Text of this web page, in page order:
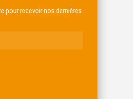
pour recevoir nos dernières